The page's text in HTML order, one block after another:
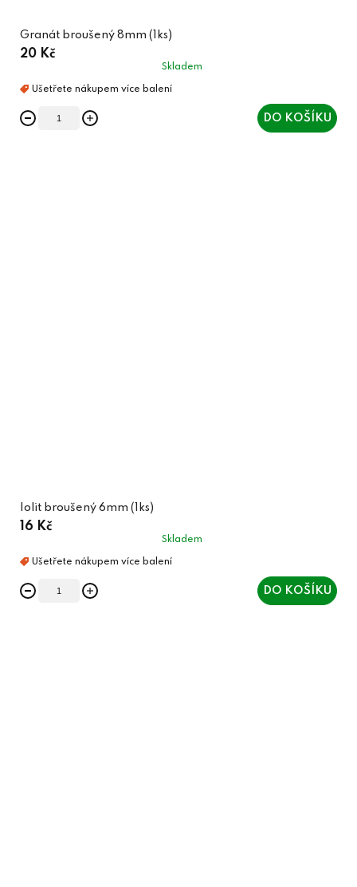
Granát broušený 8mm (1ks)
20 Kč
Skladem
DO KOŠÍKU
Iolit broušený 6mm (1ks)
16 Kč
Skladem
DO KOŠÍKU